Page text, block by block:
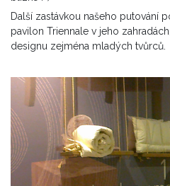
Další zastávkou našeho putování
pavilon Triennale v jeho
designu zejména mladých tvůrců.